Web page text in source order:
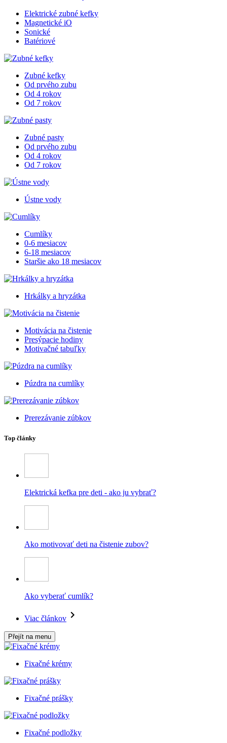
Elektrické zubné kefky
Magnetické iO
Sonické
Batériové
Zubné kefky
Od prvého zubu
Od 4 rokov
Od 7 rokov
Zubné pasty
Od prvého zubu
Od 4 rokov
Od 7 rokov
Ústne vody
Cumlíky
0-6 mesiacov
6-18 mesiacov
Staršie ako 18 mesiacov
Hrkálky a hryzátka
Motivácia na čistenie
Presýpacie hodiny
Motivačné tabuľky
Púzdra na cumlíky
Prerezávanie zúbkov
Top články
Elektrická kefka pre deti - ako ju vybrať?
Ako motivovať deti na čistenie zubov?
Ako vyberať cumlík?
Viac článkov
Přejít na menu
Fixačné krémy
Fixačné prášky
Fixačné podložky